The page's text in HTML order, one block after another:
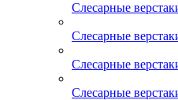
Слесарные
Слесарные
Слесарные
Слесарные